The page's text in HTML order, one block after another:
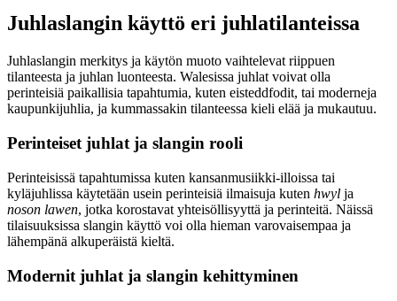
Juhlaslangin käyttö eri juhlatilanteissa
Juhlaslangin merkitys ja käytön muoto vaihtelevat riippuen
tilanteesta ja juhlan luonteesta. Walesissa juhlat voivat olla
perinteisiä paikallisia tapahtumia, kuten eisteddfodit, tai moderneja
kaupunkijuhlia, ja kummassakin tilanteessa kieli elää ja mukautuu.
Perinteiset juhlat ja slangin rooli
Perinteisissä tapahtumissa kuten kansanmusiikki-illoissa tai
kyläjuhlissa käytetään usein perinteisiä ilmaisuja kuten hwyl ja
noson lawen, jotka korostavat yhteisöllisyyttä ja perinteitä. Näissä
tilaisuuksissa slangin käyttö voi olla hieman varovaisempaa ja
lähempänä alkuperäistä kieltä.
Modernit juhlat ja slangin kehittyminen